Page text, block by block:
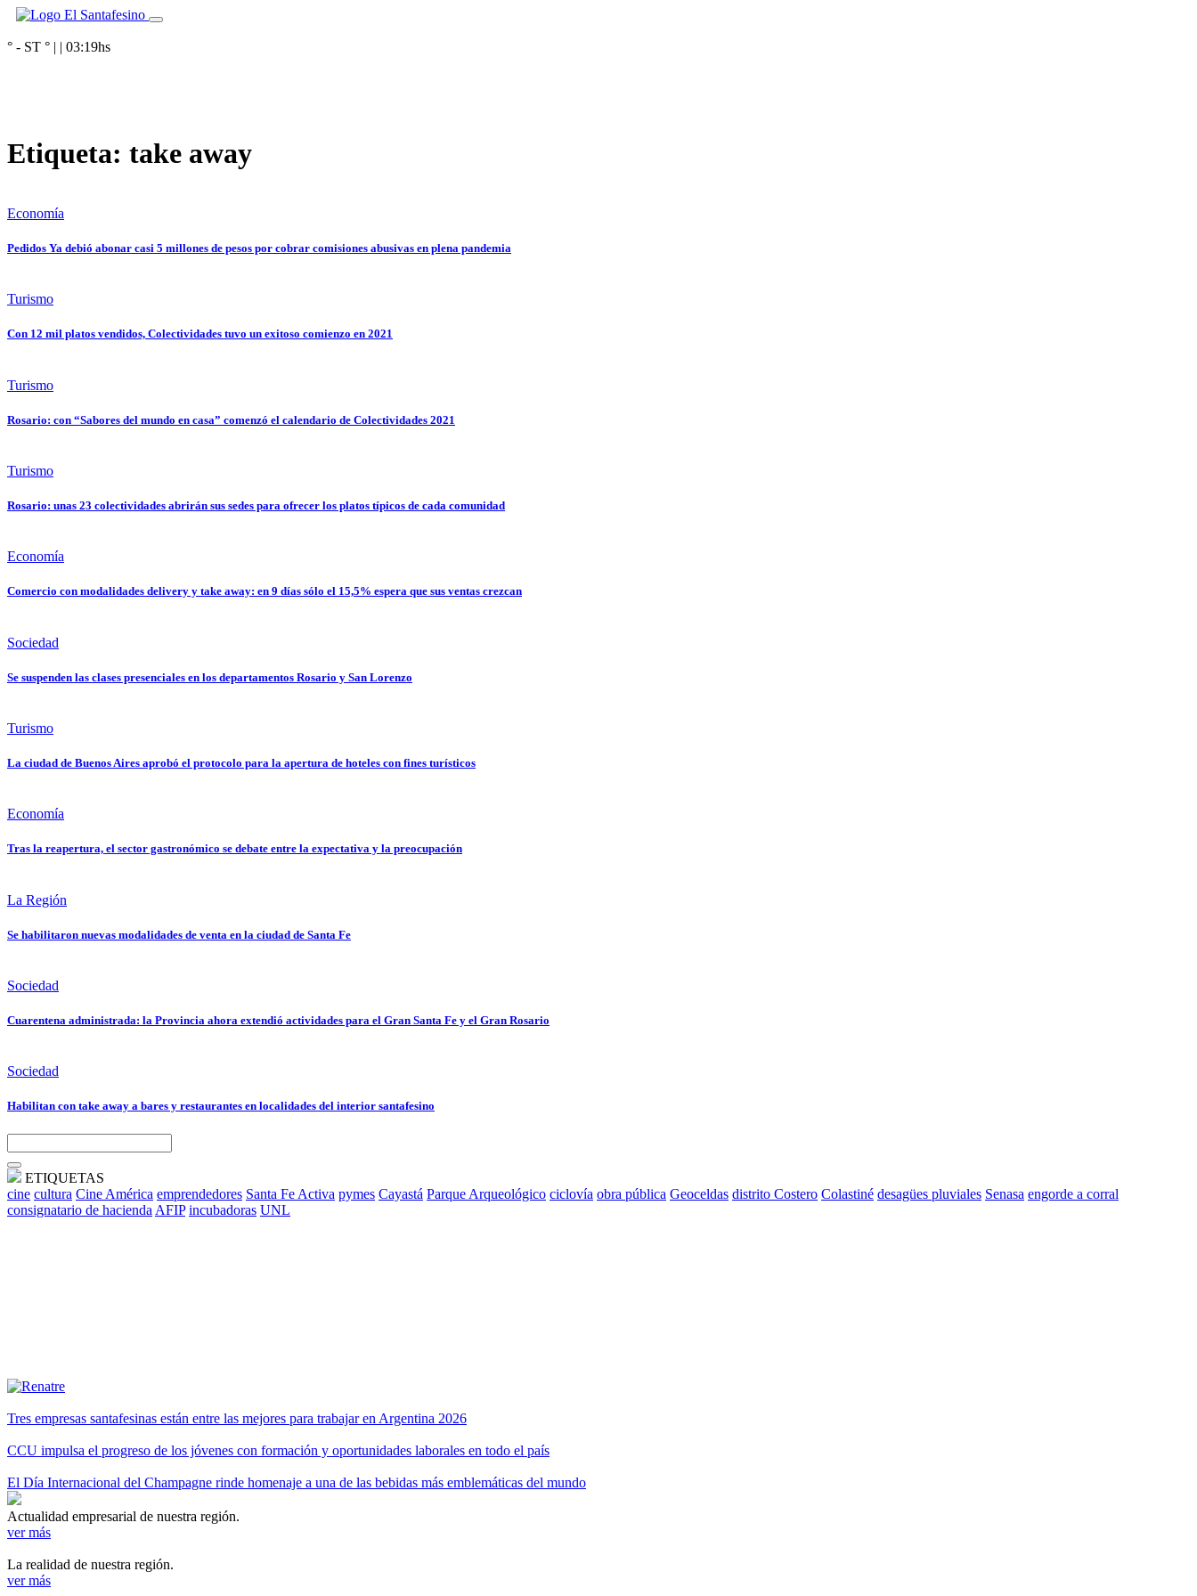
° - ST ° | | 03:19hs
Etiqueta: take away
Economía
Pedidos Ya debió abonar casi 5 millones de pesos por cobrar comisiones abusivas en plena pandemia
Turismo
Con 12 mil platos vendidos, Colectividades tuvo un exitoso comienzo en 2021
Turismo
Rosario: con “Sabores del mundo en casa” comenzó el calendario de Colectividades 2021
Turismo
Rosario: unas 23 colectividades abrirán sus sedes para ofrecer los platos típicos de cada comunidad
Economía
Comercio con modalidades delivery y take away: en 9 días sólo el 15,5% espera que sus ventas crezcan
Sociedad
Se suspenden las clases presenciales en los departamentos Rosario y San Lorenzo
Turismo
La ciudad de Buenos Aires aprobó el protocolo para la apertura de hoteles con fines turísticos
Economía
Tras la reapertura, el sector gastronómico se debate entre la expectativa y la preocupación
La Región
Se habilitaron nuevas modalidades de venta en la ciudad de Santa Fe
Sociedad
Cuarentena administrada: la Provincia ahora extendió actividades para el Gran Santa Fe y el Gran Rosario
Sociedad
Habilitan con take away a bares y restaurantes en localidades del interior santafesino
ETIQUETAS
cine cultura Cine América emprendedores Santa Fe Activa pymes Cayastá Parque Arqueológico ciclovía obra pública Geoceldas distrito Costero Colastiné desagües pluviales Senasa engorde a corral
consignatario de hacienda AFIP incubadoras UNL
Tres empresas santafesinas están entre las mejores para trabajar en Argentina 2026
CCU impulsa el progreso de los jóvenes con formación y oportunidades laborales en todo el país
El Día Internacional del Champagne rinde homenaje a una de las bebidas más emblemáticas del mundo
Actualidad empresarial de nuestra región.
ver más
La realidad de nuestra región.
ver más